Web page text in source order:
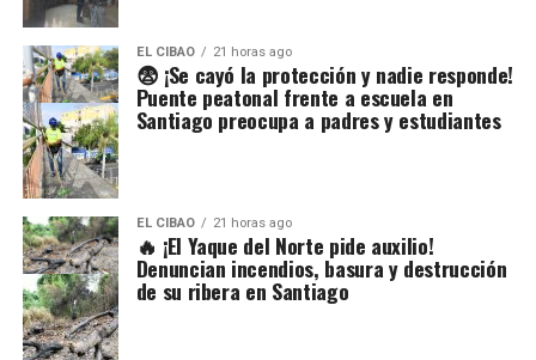
EL CIBAO 21 horas ago
😨 ¡Se cayó la protección y nadie responde!
Puente peatonal frente a escuela en
Santiago preocupa a padres y estudiantes
EL CIBAO 21 horas ago
🔥 ¡El Yaque del Norte pide auxilio!
Denuncian incendios, basura y destrucción
de su ribera en Santiago